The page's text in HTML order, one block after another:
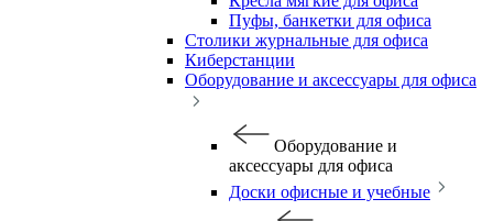
Пуфы, банкетки для офиса
Столики журнальные для офиса
Киберстанции
Оборудование и аксессуары для офиса
Оборудование и
аксессуары для офиса
Доски офисные и учебные